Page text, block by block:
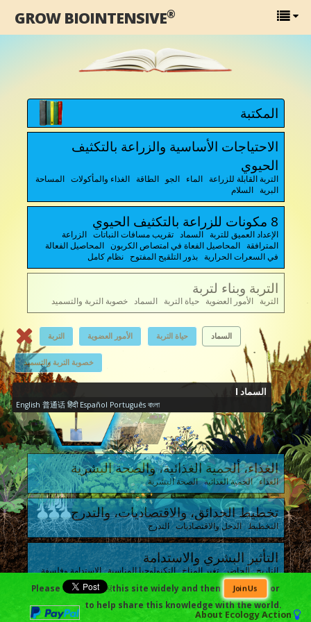
GROW BIOINTENSIVE®
المكتبة
الاحتياجات الأساسية والزراعة بالتكثيف
الحيوي
التربة القابلة للزراعة الماء الجو الطاقة الغذاء والمأكولات المساحة
البرية السلام
8 مكونات للزراعة بالتكثيف الحيوي
الإعداد العميق للتربة السماد تقريب مسافات النباتات الزراعة
المترافقة المحاصيل الفعاة في امتصاص الكربون المحاصيل الفعالة
في السعرات الحرارية بذور التلقيح المفتوح نظام كامل
التربة وبناء لتربة
التربة الأمور العضوية حياة التربة السماد خصوبة التربة والتسميد
التربة الأمور العضوية حياة التربة السماد
خصوبة التربة والتسميد
السماد I
English 普通话 हिंदी Español Português বাংলা
الغذاء، ألحمية الغذائية، والصحة البشرية
الغذاء الحمية الغذائية الصحة البشرية
تخطيط الحدائق، والاقتصاديات، والتدرج
التخطيط الدخل والاقتصاديات التدرج
التأثير البشري والاستدامة
التاريخ الحاضر تغير المناخ التكنولوجيا المناسبة الاستدامة وفلسفة
GB
النظام البيئي
Please ￼this site widely and then Join Us
or
to help share this knowledge with the world.
About Ecology Action